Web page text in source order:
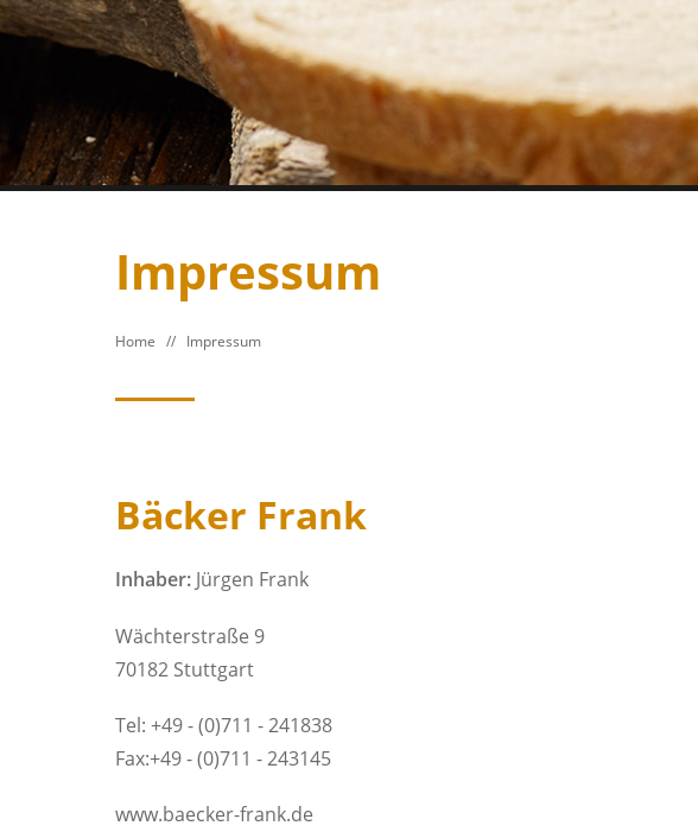
Impressum
Home // Impressum
Bäcker Frank
Inhaber: Jürgen Frank
Wächterstraße 9
70182 Stuttgart
Tel: +49 - (0)711 - 241838
Fax:+49 - (0)711 - 243145
www.baecker-frank.de